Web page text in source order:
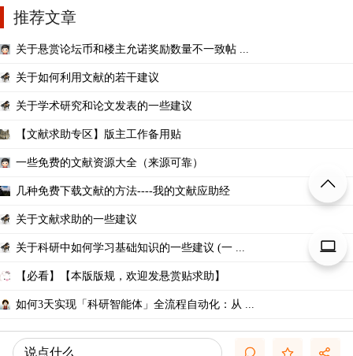
推荐文章
关于悬赏论坛币和楼主允诺奖励数量不一致帖 ...
关于如何利用文献的若干建议
关于学术研究和论文发表的一些建议
【文献求助专区】版主工作备用贴
一些免费的文献资源大全（来源可靠）
几种免费下载文献的方法----我的文献应助经
关于文献求助的一些建议
关于科研中如何学习基础知识的一些建议 (一 ...
【必看】【本版版规，欢迎发悬赏贴求助】
如何3天实现「科研智能体」全流程自动化：从 ...
说点什么